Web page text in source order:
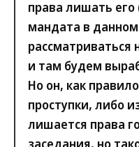
права лишать
мандата в
рассматриваться
и там будем
Но он, как
проступки, либо
лишается права